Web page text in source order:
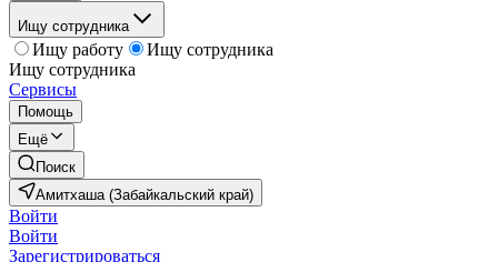
Ищу сотрудника
Ищу работу
Ищу сотрудника
Ищу сотрудника
Сервисы
Помощь
Ещё
Поиск
Амитхаша (Забайкальский край)
Войти
Войти
Зарегистрироваться